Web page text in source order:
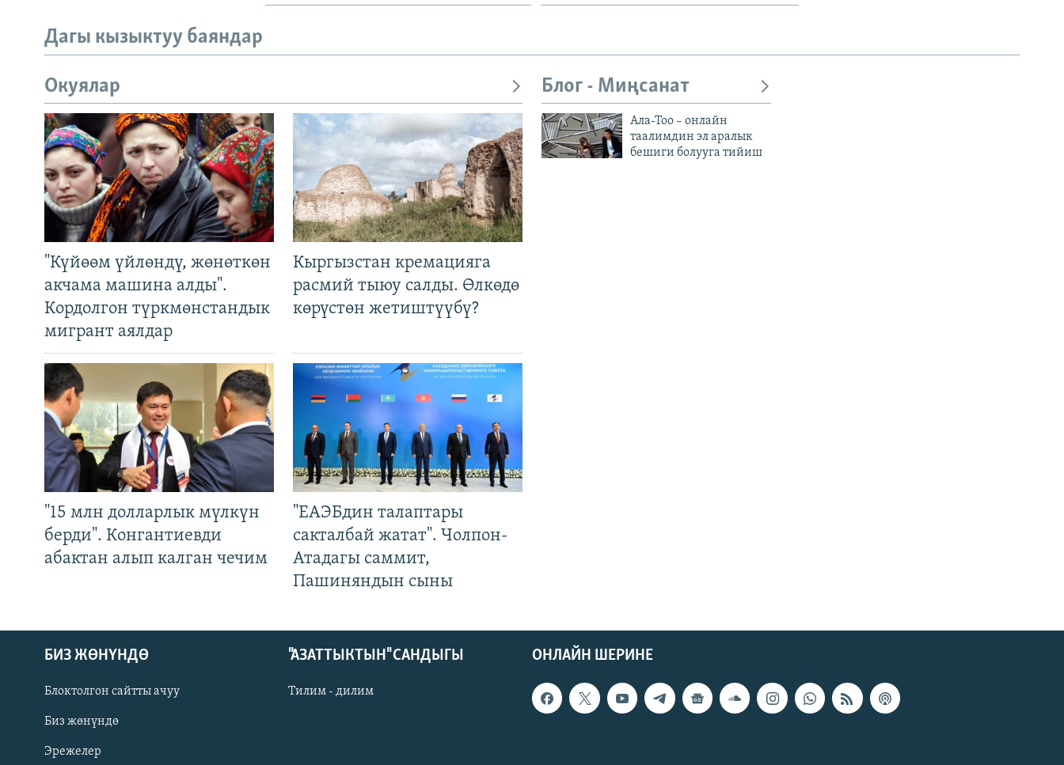
Русский
Дагы кызыктуу баяндар
Окуялар
"Күйөөм үйлөндү, жөнөткөн
акчама машина алды".
Кордолгон түркмөнстандык
мигрант аялдар
Кыргызстан кремацияга
расмий тыюу салды. Өлкөдө
көрүстөн жетиштүүбү?
"15 млн долларлык мүлкүн
берди". Конгантиевди
абактан алып калган чечим
"ЕАЭБдин талаптары
сакталбай жатат". Чолпон-
Атадагы саммит,
Пашиняндын сыны
Блог - Миңсанат
Ала-Тоо – онлайн
таалимдин эл аралык
бешиги болууга тийиш
ОНЛАЙН ШЕРИНЕ
БИЗ ЖӨНҮНДӨ
Блоктолгон сайтты ачуу
Биз жөнүндө
Эрежелер
"АЗАТТЫКТЫН" САНДЫГЫ
Тилим - дилим